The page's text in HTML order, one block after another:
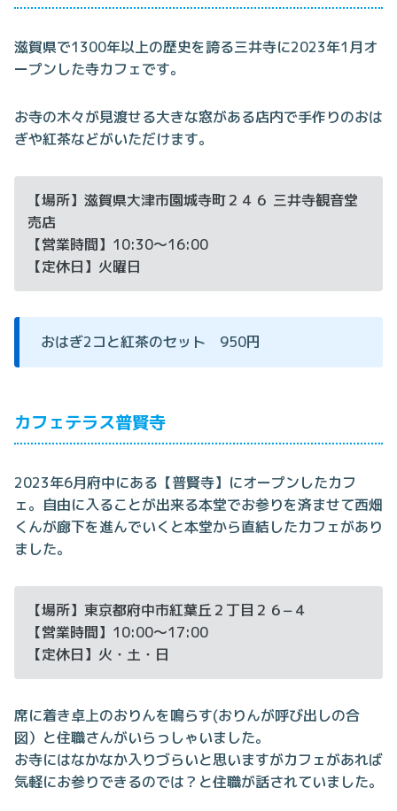
滋賀県で1300年以上の歴史を誇る三井寺に2023年1月オ
ープンした寺カフェです。
お寺の木々が見渡せる大きな窓がある店内で手作りのおは
ぎや紅茶などがいただけます。
【場所】滋賀県大津市園城寺町２４６ 三井寺観音堂
売店
【営業時間】10:30～16:00
【定休日】火曜日
おはぎ2コと紅茶のセット 950円
カフェテラス普賢寺
2023年6月府中にある【普賢寺】にオープンしたカフ
ェ。自由に入ることが出来る本堂でお参りを済ませて西畑
くんが廊下を進んでいくと本堂から直結したカフェがあり
ました。
【場所】東京都府中市紅葉丘２丁目２６−４
【営業時間】10:00～17:00
【定休日】火・土・日
席に着き卓上のおりんを鳴らす(おりんが呼び出しの合
図）と住職さんがいらっしゃいました。
お寺にはなかなか入りづらいと思いますがカフェがあれば
気軽にお参りできるのでは？と住職が話されていました。